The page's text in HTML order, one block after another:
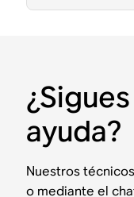
ayuda?
Nuestros
o mediante el